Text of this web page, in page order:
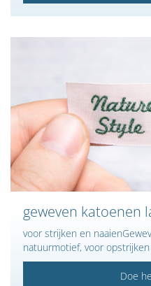
geweven katoenen
voor strijken en
natuurmotief, voor
Doe